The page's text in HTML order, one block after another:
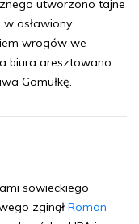
utworzono tajne
w osławiony
wrogów we
biura aresztowano
Gomułkę.
sowieckiego
zginął Roman